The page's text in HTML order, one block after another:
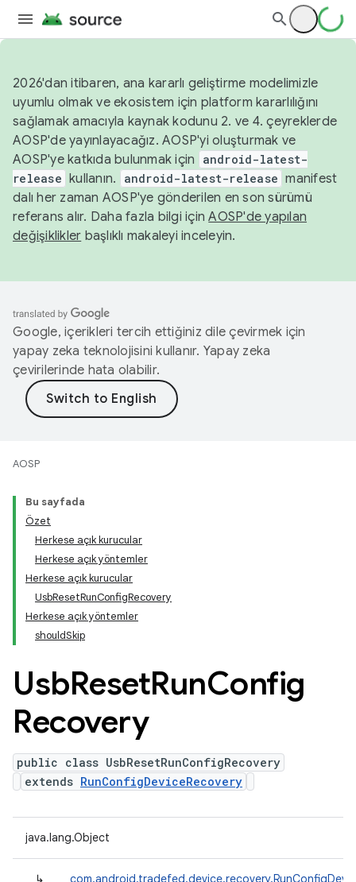
2026'dan itibaren, ana kararlı geliştirme modelimizle
uyumlu olmak ve ekosistem için platform kararlılığını
sağlamak amacıyla kaynak kodunu 2. ve 4. çeyreklerde
AOSP'de yayınlayacağız. AOSP'yi oluşturmak ve
AOSP'ye katkıda bulunmak için
android-latest-
release kullanın. android-latest-release manifest
dalı her zaman AOSP'ye gönderilen en son sürümü
referans alır. Daha fazla bilgi içinAOSP'de yapılan
değişiklikler başlıklı makaleyi inceleyin.
Google, içerikleri tercih ettiğiniz dile çevirmek için
yapay zeka teknolojisini kullanır. Yapay zeka
çevirilerinde hata olabilir.
AOSP
Bu sayfada
Özet
Herkese açık kurucular
Herkese açık yöntemler
Herkese açık kurucular
UsbResetRunConfigRecovery
Herkese açık yöntemler
shouldSkip
UsbResetRunConfig
Recovery
public class UsbResetRunConfigRecovery
extends RunConfigDeviceRecovery
java.lang.Object
↳